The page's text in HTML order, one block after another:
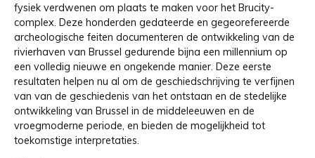
fysiek verdwenen om plaats te maken voor het Brucity-
complex. Deze honderden gedateerde en gegeorefereerde
archeologische feiten documenteren de ontwikkeling van de
rivierhaven van Brussel gedurende bijna een millennium op
een volledig nieuwe en ongekende manier. Deze eerste
resultaten helpen nu al om de geschiedschrijving te verfijnen
van van de geschiedenis van het ontstaan en de stedelijke
ontwikkeling van Brussel in de middeleeuwen en de
vroegmoderne periode, en bieden de mogelijkheid tot
toekomstige interpretaties.